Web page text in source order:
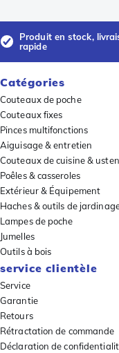
Produit en stock,
rapide
Catégories
Couteaux de poche
Couteaux fixes
Pinces multifonctions
Aiguisage & entretien
Couteaux de cuisine &
Poêles & casseroles
Extérieur & Équipement
Haches & outils de
Lampes de poche
Jumelles
Outils à bois
service clientèle
Service
Garantie
Retours
Rétractation de commande
Déclaration de